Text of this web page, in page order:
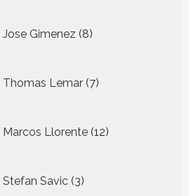
Jose Gimenez 8
producten
Thomas Lemar 7
producten
Marcos Llorente 12
producten
Stefan Savic 3
producten